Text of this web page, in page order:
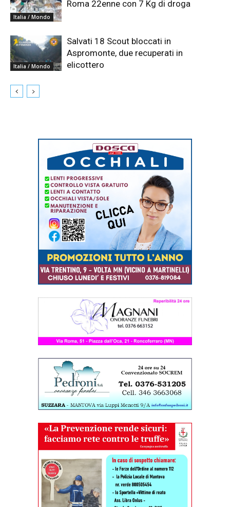
Italia / Mondo
Roma 22enne con 7 Kg di droga
Italia / Mondo
Salvati 18 Scout bloccati in
Aspromonte, due recuperati in
elicottero